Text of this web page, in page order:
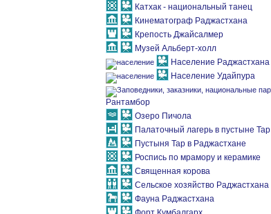
Катхак - национальный танец
Кинематограф Раджастхана
Крепость Джайсалмер
Музей Альберт-холл
Население Раджастхана
Население Удайпура
Рантамбор
Озеро Пичола
Палаточный лагерь в пустыне Тар
Пустыня Тар в Раджастхане
Роспись по мрамору и керамике
Священная корова
Сельское хозяйство Раджастхана
Фауна Раджастхана